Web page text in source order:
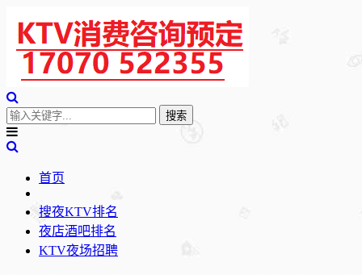
首页
搜夜KTV排名
夜店酒吧排名
KTV夜场招聘